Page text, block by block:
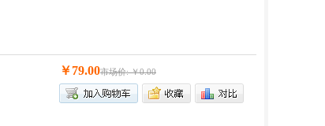
￥79.00市场价: ￥0.00